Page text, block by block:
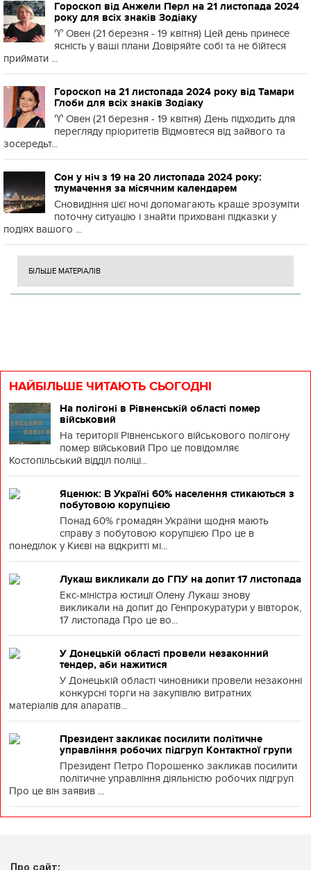
Гороскоп від Анжели Перл на 21 листопада 2024
року для всіх знаків Зодіаку
♈️ Овен (21 березня - 19 квітня) Цей день принесе
ясність у ваші плани Довіряйте собі та не бійтеся
приймати ...
Гороскоп на 21 листопада 2024 року від Тамари
Глоби для всіх знаків Зодіаку
♈️ Овен (21 березня - 19 квітня) День підходить для
перегляду пріоритетів Відмовтеся від зайвого та
зосередьт...
Сон у ніч з 19 на 20 листопада 2024 року:
тлумачення за місячним календарем
Сновидіння цієї ночі допомагають краще зрозуміти
поточну ситуацію і знайти приховані підказки у
подіях вашого ...
БІЛЬШЕ МАТЕРІАЛІВ
НАЙБІЛЬШЕ ЧИТАЮТЬ СЬОГОДНІ
На полігоні в Рівненській області помер
військовий
На території Рівненського військового полігону
помер військовий Про це повідомляє
Костопільський відділ поліці...
Яценюк: В Україні 60% населення стикаються з
побутовою корупцією
Понад 60% громадян України щодня мають
справу з побутовою корупцією Про це в
понеділок у Києві на відкритті мі...
Лукаш викликали до ГПУ на допит 17 листопада
Екс-міністра юстиції Олену Лукаш знову
викликали на допит до Генпрокуратури у вівторок,
17 листопада Про це во...
У Донецькій області провели незаконний
тендер, аби нажитися
У Донецькій області чиновники провели незаконні
конкурсні торги на закупівлю витратних
матеріалів для апаратів...
Президент закликає посилити політичне
управління робочих підгруп Контактної групи
Президент Петро Порошенко закликав посилити
політичне управління діяльністю робочих підгруп
Про це він заявив ...